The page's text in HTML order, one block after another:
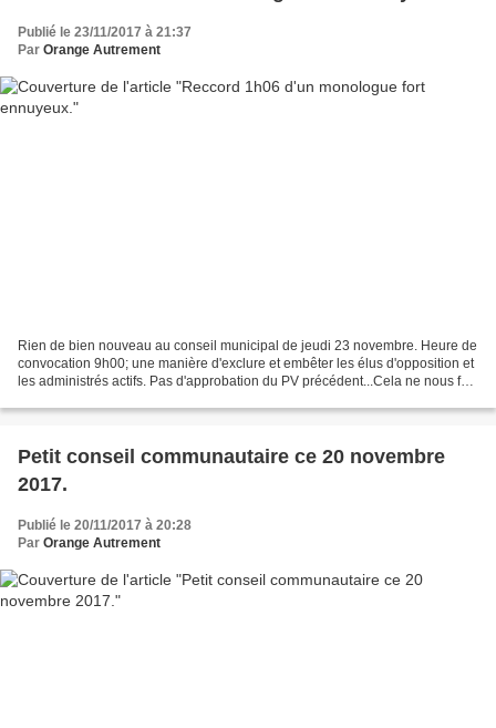
Publié le 23/11/2017 à 21:37
Par Orange Autrement
Rien de bien nouveau au conseil municipal de jeudi 23 novembre. Heure de
convocation 9h00; une manière d'exclure et embêter les élus d'opposition et
les administrés actifs. Pas d'approbation du PV précédent...Cela ne nous fait
Petit conseil communautaire ce 20 novembre
2017.
Publié le 20/11/2017 à 20:28
Par Orange Autrement